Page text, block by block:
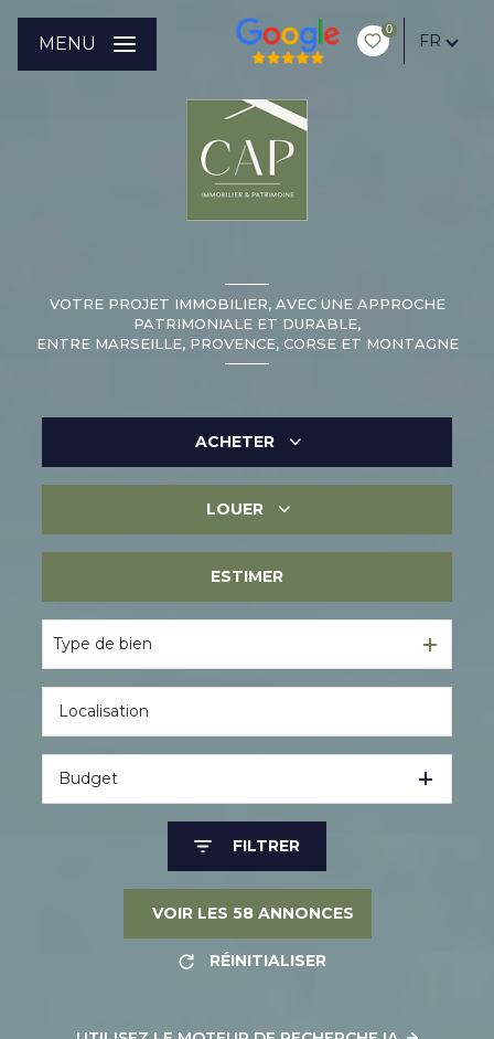
0
FR
MENU
VOTRE PROJET IMMOBILIER, AVEC UNE APPROCHE
PATRIMONIALE ET DURABLE,
ENTRE MARSEILLE, PROVENCE, CORSE ET MONTAGNE
ACHETER
Immobilier ancien
Immobilier professionnel
LOUER
Immobilier professionnel
ESTIMER
Type de bien
Budget
FILTRER
VOIR LES 58ANNONCES
RÉINITIALISER